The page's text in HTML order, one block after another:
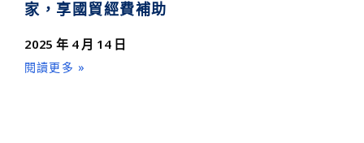
家，享國貿經費補助
2025 年 4 月 14 日
閱讀更多 »